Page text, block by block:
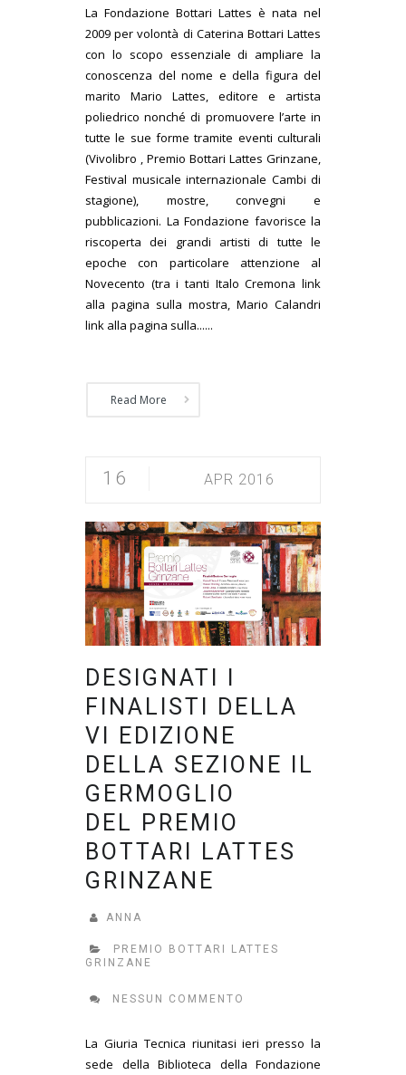
La Fondazione Bottari Lattes è nata nel
2009 per volontà di Caterina Bottari Lattes
con lo scopo essenziale di ampliare la
conoscenza del nome e della figura del
marito Mario Lattes, editore e artista
poliedrico nonché di promuovere l’arte in
tutte le sue forme tramite eventi culturali
(Vivolibro , Premio Bottari Lattes Grinzane,
Festival musicale internazionale Cambi di
stagione), mostre, convegni e
pubblicazioni. La Fondazione favorisce la
riscoperta dei grandi artisti di tutte le
epoche con particolare attenzione al
Novecento (tra i tanti Italo Cremona link
alla pagina sulla mostra, Mario Calandri
link alla pagina sulla......
Read More
16 APR 2016
DESIGNATI I
FINALISTI DELLA
VI EDIZIONE
DELLA SEZIONE IL
GERMOGLIO
DEL PREMIO
BOTTARI LATTES
GRINZANE
ANNA
PREMIO BOTTARI LATTES
GRINZANE
NESSUN COMMENTO
La Giuria Tecnica riunitasi ieri presso la
sede della Biblioteca della Fondazione